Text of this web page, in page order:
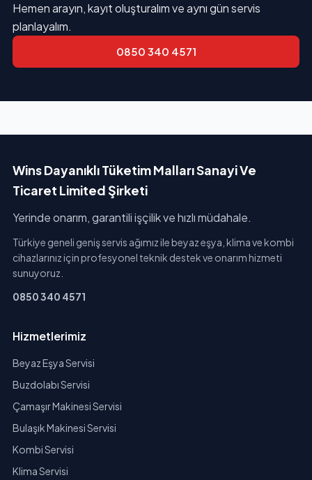
Hemen arayın, kayıt oluşturalım ve aynı gün servis
planlayalım.
0850 340 4571
Wins Dayanıklı Tüketim Malları Sanayi Ve
Ticaret Limited Şirketi
Yerinde onarım, garantili işçilik ve hızlı müdahale.
Türkiye geneli geniş servis ağımız ile beyaz eşya, klima ve kombi
cihazlarınız için profesyonel teknik destek ve onarım hizmeti
sunuyoruz.
0850 340 4571
Hizmetlerimiz
Beyaz Eşya Servisi
Buzdolabı Servisi
Çamaşır Makinesi Servisi
Bulaşık Makinesi Servisi
Kombi Servisi
Klima Servisi